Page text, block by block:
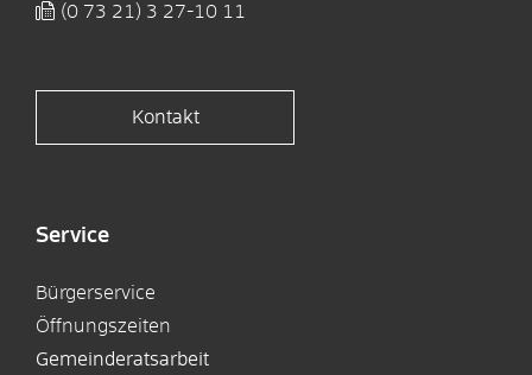
(0 73 21) 3 27-10 11
Kontakt
Service
Bürgerservice
Öffnungszeiten
Gemeinderatsarbeit